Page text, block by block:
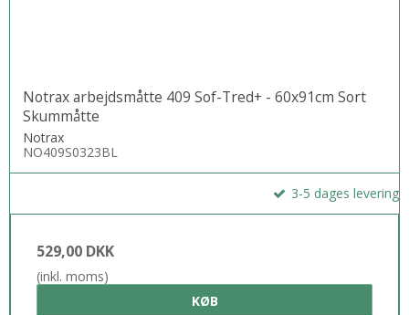
Notrax arbejdsmåtte 409 Sof-Tred+ - 60x91cm Sort
Skummåtte
Notrax
NO409S0323BL
3-5 dages levering
529,00 DKK
(inkl. moms)
KØB